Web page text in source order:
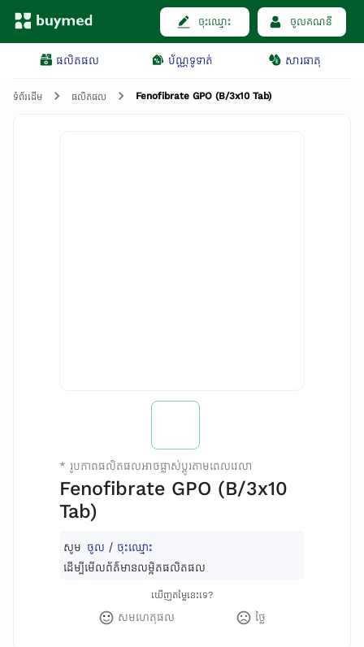
ចុះឈ្មោះ ចូលគណនី
ផលិតផល ប័ណ្ណទូទាត់ សារធាតុ
ទំព័រដើម ផលិតផល Fenofibrate GPO (B/3x10 Tab)
* រូបភាពផលិតផលអាចផ្លាស់ប្តូរតាមពេលវេលា
Fenofibrate GPO (B/3x10
Tab)
សូម ចូល / ចុះឈ្មោះ
ដើម្បីមើលព័ត៌មានលម្អិតផលិតផល
ឃើញតម្លៃនេះទេ?
សមហេតុផល ថ្លៃ